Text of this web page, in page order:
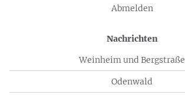
Abmelden
Nachrichten
Weinheim und Bergstraße
Odenwald